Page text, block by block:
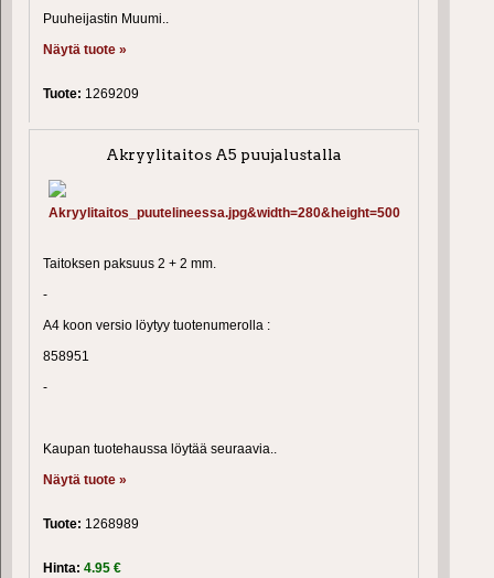
Puuheijastin Muumi..
Näytä tuote »
Tuote: 1269209
Akryylitaitos A5 puujalustalla
Taitoksen paksuus 2 + 2 mm.
-
A4 koon versio löytyy tuotenumerolla :
858951
-
Kaupan tuotehaussa löytää seuraavia..
Näytä tuote »
Tuote: 1268989
Hinta: 4.95 €